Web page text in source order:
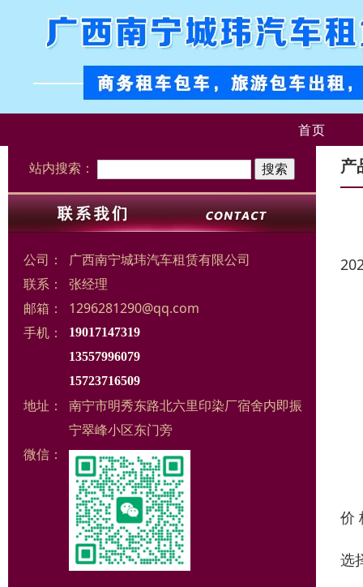
首页
站内搜索：
公司：
广西南宁城玮汽车租赁有限公司
联系：
张经理
邮箱：
1296281290@qq.com
手机：
19017147319
13557996079
15723716509
地址：
南宁市明秀东路北六里印染厂宿舍内即振
宁翠峰小区东门旁
微信：
产
价
选